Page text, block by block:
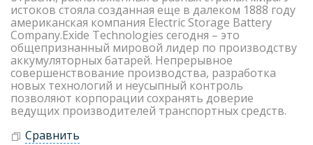
истоков стояла созданная еще в далеком 1888 году
американская компания Electric Storage Battery
Company.Exide Technologies сегодня – это
общепризнанный мировой лидер по производству
аккумуляторных батарей. Непрерывное
совершенствование производства, разработка
новых технологий и неусыпный контроль
позволяют корпорации сохранять доверие
ведущих производителей транспортных средств.
Сравнить